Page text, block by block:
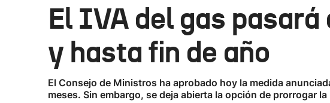
El IVA del gas pasará
y hasta fin de año
El Consejo de Ministros ha aprobado hoy la medida
meses. Sin embargo, se deja abierta la opción de prorrogar